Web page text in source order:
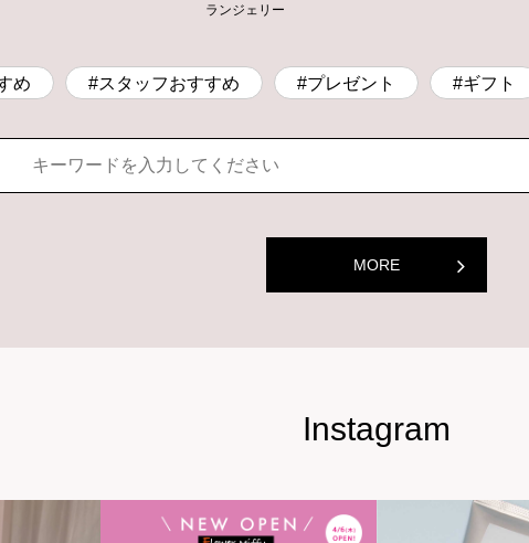
ランジェリー
め #スタッフおすすめ #プレゼント #ギフト
MORE
Instagram